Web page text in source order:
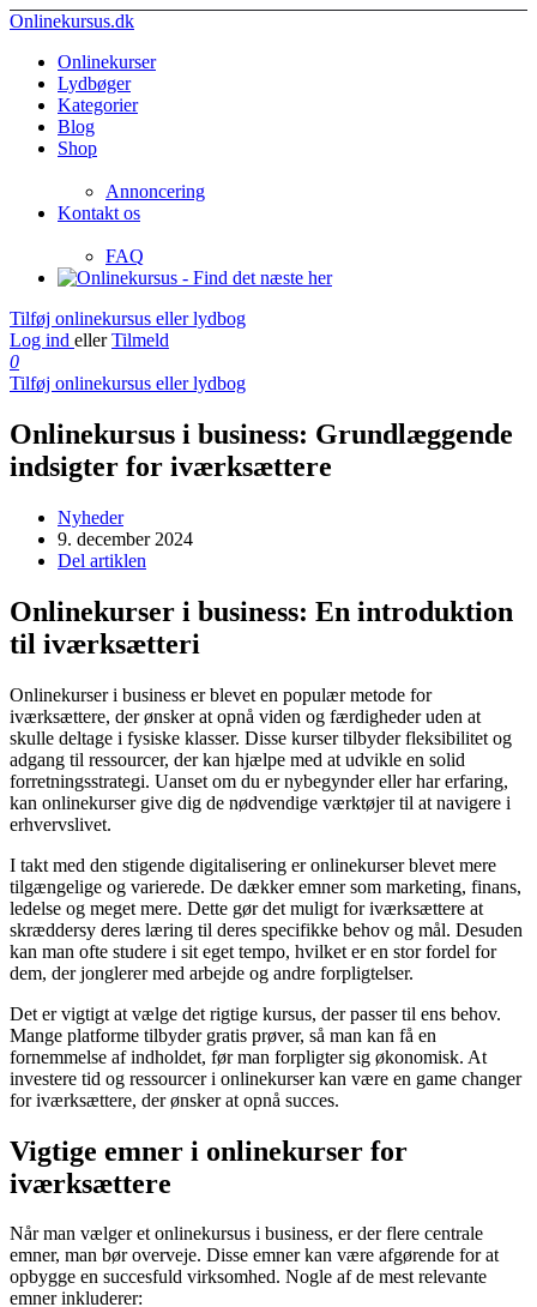
Onlinekursus.dk
Onlinekurser
Lydbøger
Kategorier
Blog
Shop
Annoncering
Kontakt os
FAQ
Tilføj onlinekursus eller lydbog
Log ind eller Tilmeld
0
Tilføj onlinekursus eller lydbog
Onlinekursus i business: Grundlæggende
indsigter for iværksættere
Nyheder
9. december 2024
Del artiklen
Onlinekurser i business: En introduktion
til iværksætteri
Onlinekurser i business er blevet en populær metode for
iværksættere, der ønsker at opnå viden og færdigheder uden at
skulle deltage i fysiske klasser. Disse kurser tilbyder fleksibilitet og
adgang til ressourcer, der kan hjælpe med at udvikle en solid
forretningsstrategi. Uanset om du er nybegynder eller har erfaring,
kan onlinekurser give dig de nødvendige værktøjer til at navigere i
erhvervslivet.
I takt med den stigende digitalisering er onlinekurser blevet mere
tilgængelige og varierede. De dækker emner som marketing, finans,
ledelse og meget mere. Dette gør det muligt for iværksættere at
skræddersy deres læring til deres specifikke behov og mål. Desuden
kan man ofte studere i sit eget tempo, hvilket er en stor fordel for
dem, der jonglerer med arbejde og andre forpligtelser.
Det er vigtigt at vælge det rigtige kursus, der passer til ens behov.
Mange platforme tilbyder gratis prøver, så man kan få en
fornemmelse af indholdet, før man forpligter sig økonomisk. At
investere tid og ressourcer i onlinekurser kan være en game changer
for iværksættere, der ønsker at opnå succes.
Vigtige emner i onlinekurser for
iværksættere
Når man vælger et onlinekursus i business, er der flere centrale
emner, man bør overveje. Disse emner kan være afgørende for at
opbygge en succesfuld virksomhed. Nogle af de mest relevante
emner inkluderer: